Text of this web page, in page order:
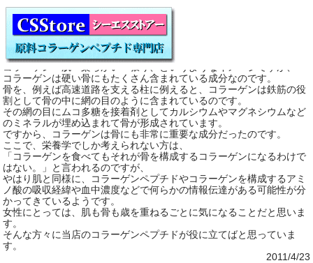
コラーゲンと骨
コラーゲンと言えばお肌の健康と言うイメージが一番強いようです。
しかし、当店でも腰や関節などが気になる方のご購入もあります。
コラーゲンは硬い骨にもたくさん含まれている成分なのです。
骨を、例えば高速道路を支える柱に例えると、コラーゲンは鉄筋の役
割として骨の中に網の目のように含まれているのです。
その網の目にムコ多糖を接着剤としてカルシウムやマグネシウムなど
のミネラルが埋め込まれて骨が形成されています。
ですから、コラーゲンは骨にも非常に重要な成分だったのです。
ここで、栄養学でしか考えられない方は、
「コラーゲンを食べてもそれが骨を構成するコラーゲンになるわけで
はない。」と言われるのですが、
やはり肌と同様に、コラーゲンペプチドやコラーゲンを構成するアミ
ノ酸の吸収経緯や血中濃度などで何らかの情報伝達がある可能性が分
かってきているようです。
女性にとっては、肌も骨も歳を重ねるごとに気になることだと思いま
す。
そんな方々に当店のコラーゲンペプチドが役に立てばと思っていま
す。
2011/4/23